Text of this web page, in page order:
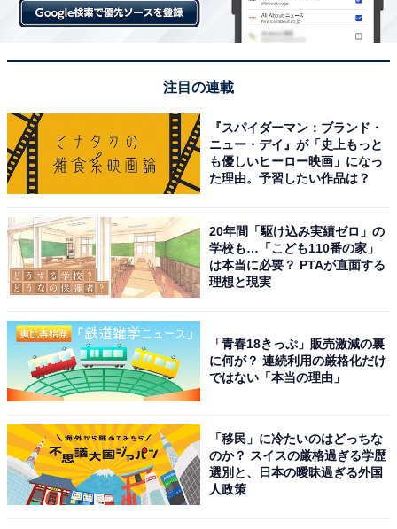
注目の連載
『スパイダーマン：ブランド・
ニュー・デイ』が「史上もっと
も優しいヒーロー映画」になっ
た理由。予習したい作品は？
20年間「駆け込み実績ゼロ」の
学校も…「こども110番の家」
は本当に必要？ PTAが直面する
理想と現実
「青春18きっぷ」販売激減の裏
に何が？ 連続利用の厳格化だけ
ではない「本当の理由」
「移民」に冷たいのはどっちな
のか？ スイスの厳格過ぎる学歴
選別と、日本の曖昧過ぎる外国
人政策